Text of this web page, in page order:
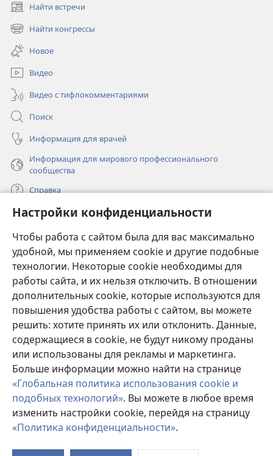
Настройки конфиденциальности
Чтобы работа с сайтом была для вас максимально
удобной, мы применяем cookie и другие подобные
технологии. Некоторые cookie необходимы для
работы сайта, и их нельзя отключить. В отношении
дополнительных cookie, которые используются для
повышения удобства работы с сайтом, вы можете
решить: хотите принять их или отклонить. Данные,
содержащиеся в cookie, не будут никому проданы
или использованы для рекламы и маркетинга.
Больше информации можно найти на странице
«Глобальная политика использования cookie и
подобных технологий». Вы можете в любое время
изменить настройки cookie, перейдя на страницу
«Политика конфиденциальности».
Найти встречи
(открывается
в
новом
окне)
Найти конгрессы
(открывается
новом
окне)
Новое
Видео
Видео с тифлокомментариями
Поиск
Информация для врачей
Информация для мирового профессионального
сообщества
Справка
Пожертвования
в
новом
окне)
ОНЛАЙН-БИБЛИОТЕКА Сторожевой башни
(открывается
новом
окне)
JW Hub®
(открывается
в
новом
окне)
JW Library ®
Watchtower Library
Copyright© 2026 Watch Tower Bible and Tract Society of Pennsylvania.
УСЛОВИЯ ИСПОЛЬЗОВАНИЯ|ПОЛИТИКА
КОНФИДЕНЦИАЛЬНОСТИ
КОНФИДЕНЦИАЛЬНОСТИ